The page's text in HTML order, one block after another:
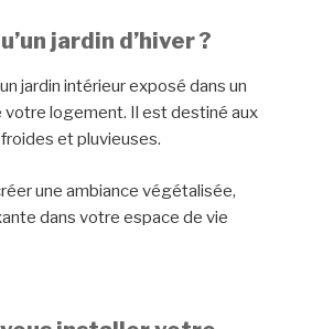
jardin d’hiver ?
jardin intérieur exposé dans un
votre logement. Il est destiné aux
et pluvieuses.
une ambiance végétalisée,
dans votre espace de vie